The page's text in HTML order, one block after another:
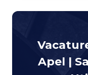
Apel |